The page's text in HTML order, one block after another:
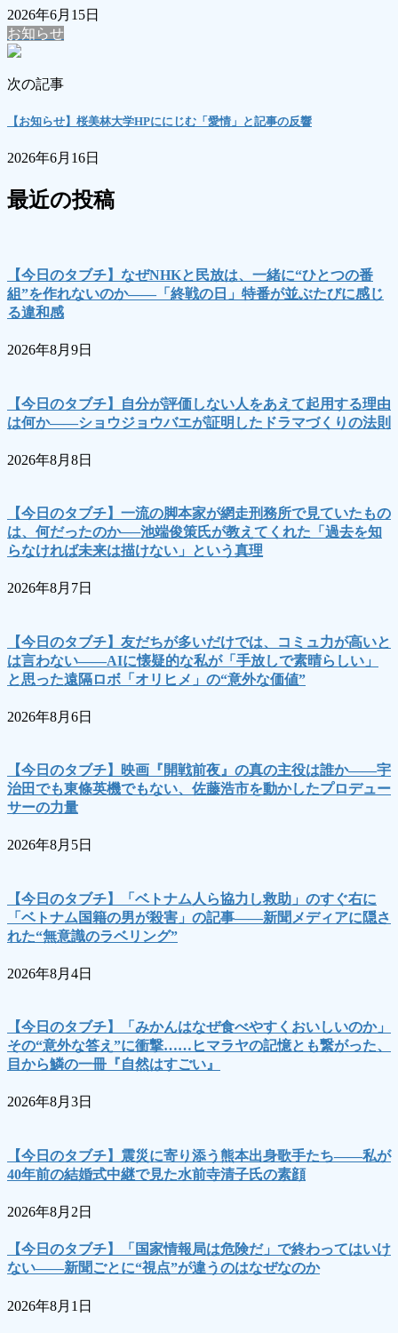
2026年6月15日
お知らせ
次の記事
【お知らせ】桜美林大学HPににじむ「愛情」と記事の反響
2026年6月16日
最近の投稿
【今日のタブチ】なぜNHKと民放は、一緒に“ひとつの番
組”を作れないのか――「終戦の日」特番が並ぶたびに感じ
る違和感
2026年8月9日
【今日のタブチ】自分が評価しない人をあえて起用する理由
は何か――ショウジョウバエが証明したドラマづくりの法則
2026年8月8日
【今日のタブチ】一流の脚本家が網走刑務所で見ていたもの
は、何だったのか──池端俊策氏が教えてくれた「過去を知
らなければ未来は描けない」という真理
2026年8月7日
【今日のタブチ】友だちが多いだけでは、コミュ力が高いと
は言わない――AIに懐疑的な私が「手放しで素晴らしい」
と思った遠隔ロボ「オリヒメ」の“意外な価値”
2026年8月6日
【今日のタブチ】映画『開戦前夜』の真の主役は誰か――宇
治田でも東條英機でもない、佐藤浩市を動かしたプロデュー
サーの力量
2026年8月5日
【今日のタブチ】「ベトナム人ら協力し救助」のすぐ右に
「ベトナム国籍の男が殺害」の記事――新聞メディアに隠さ
れた“無意識のラベリング”
2026年8月4日
【今日のタブチ】「みかんはなぜ食べやすくおいしいのか」
その“意外な答え”に衝撃……ヒマラヤの記憶とも繋がった、
目から鱗の一冊『自然はすごい』
2026年8月3日
【今日のタブチ】震災に寄り添う熊本出身歌手たち――私が
40年前の結婚式中継で見た水前寺清子氏の素顔
2026年8月2日
【今日のタブチ】「国家情報局は危険だ」で終わってはいけ
ない――新聞ごとに“視点”が違うのはなぜなのか
2026年8月1日